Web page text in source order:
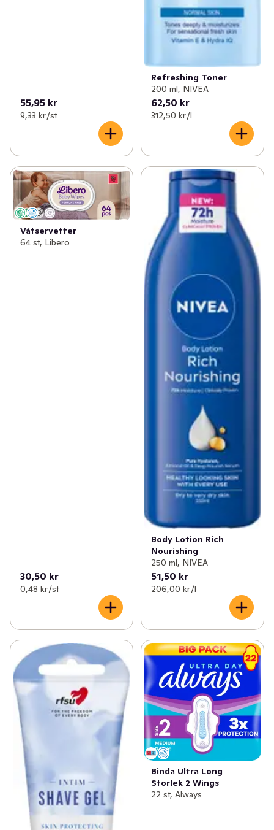
55,95 kr
9,33 kr /st
Refreshing Toner
200 ml, NIVEA
62,50 kr
312,50 kr /l
Våtservetter
64 st, Libero
30,50 kr
0,48 kr /st
Body Lotion Rich
Nourishing
250 ml, NIVEA
51,50 kr
206,00 kr /l
Binda Ultra Long
Storlek 2 Wings
22 st, Always